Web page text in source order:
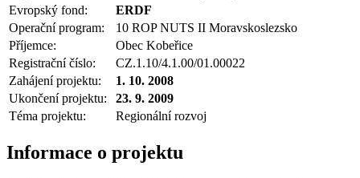
Evropský fond:
ERDF
Operační program:
10 ROP NUTS II Moravskoslezsko
Příjemce:
Obec Kobeřice
Registrační číslo:
CZ.1.10/4.1.00/01.00022
Zahájení projektu:
1. 10. 2008
Ukončení projektu:
23. 9. 2009
Téma projektu:
Regionální rozvoj
Informace o projektu